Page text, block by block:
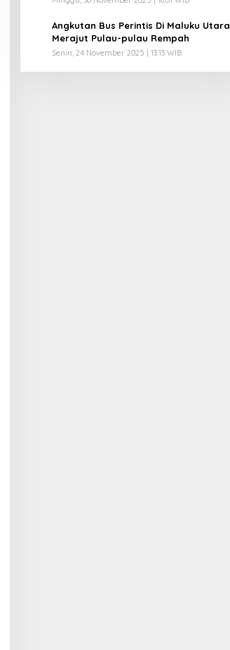
Angkutan Bus Perintis Di Maluku Utara
Merajut Pulau-pulau Rempah
Senin, 24 November 2025 | 13:13 WIB